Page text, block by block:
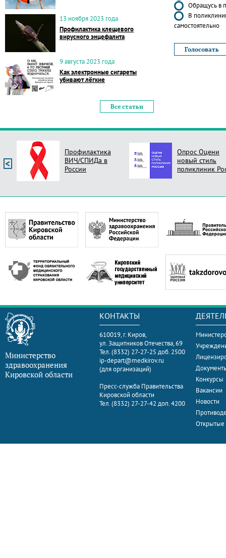
13 ноября 2023 года
Профилактика клещевого
вирусного энцефалита
9 августа 2023 года
Как электронные сигареты
убивают лёгкие
Все статьи
Обращусь в
В
самостоятельно
Профилактика
ВИЧ/СПИДа в
России
Опрос Оцени
новый стиль
поликлиник
Министерство
здравоохранения
Кировской области
КОНТАКТЫ
610019, г. Киров,
ул. Защитников Отечества, 69
Тел. (8332) 27-27-25 доб. 2500
ip-depart@medkirov.ru
(для организаций)
Пресс-служба Правительства
Кировской области
Тел. (8332) 27-27-42 доп. 4200
Конкурсы
Вакансии
Новости